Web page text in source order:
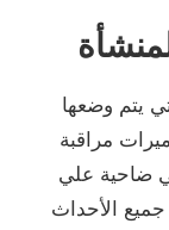
يتم وضعها
مراقبة
ضاحية علي
الأحداث